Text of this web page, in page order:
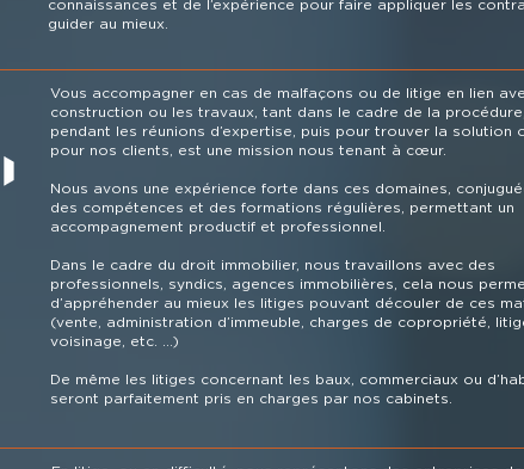
connaissances et de l’expérience pour faire appliquer les
guider au mieux.
Vous accompagner en cas de malfaçons ou de litige en lien
construction ou les travaux, tant dans le cadre de la
pendant les réunions d’expertise, puis pour trouver la solution
pour nos clients, est une mission nous tenant à cœur.
Nous avons une expérience forte dans ces domaines,
des compétences et des formations régulières, permettant un
accompagnement productif et professionnel.
Dans le cadre du droit immobilier, nous travaillons avec des
professionnels, syndics, agences immobilières, cela nous
d’appréhender au mieux les litiges pouvant découler de ces
(vente, administration d’immeuble, charges de copropriété,
voisinage, etc. …)
De même les litiges concernant les baux, commerciaux ou
seront parfaitement pris en charges par nos cabinets.